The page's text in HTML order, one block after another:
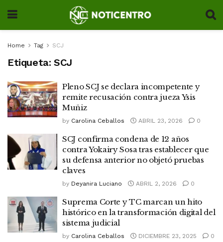
Home Tag SCJ
Etiqueta: SCJ
Pleno SCJ se declara incompetente y
remite recusación contra jueza Ysis
Muñiz
by Carolina Ceballos ABRIL 23, 2026 0
SCJ confirma condena de 12 años
contra Yokairy Sosa tras establecer que
su defensa anterior no objetó pruebas
claves
by Deyanira Luciano ABRIL 2, 2026 0
Suprema Corte y TC marcan un hito
histórico en la transformación digital del
sistema judicial
by Carolina Ceballos DICIEMBRE 23, 2025 0